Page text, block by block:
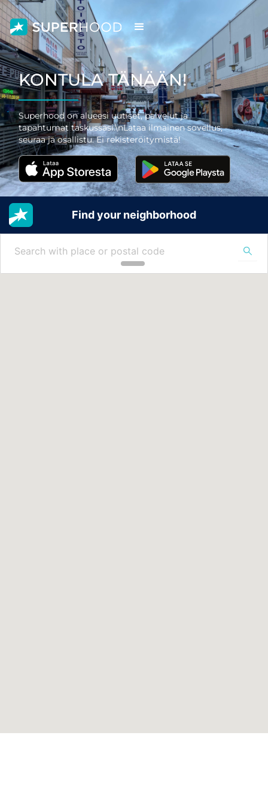
KONTULA TÄNÄÄN!
Superhood on alueesi uutiset, palvelut ja
tapahtumat taskussasi.\nLataa ilmainen sovellus,
seuraa ja osallistu. Ei rekisteröitymistä!